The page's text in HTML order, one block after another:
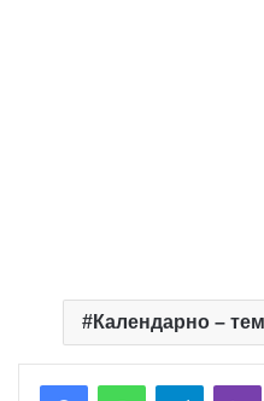
Календарно –
Telegram